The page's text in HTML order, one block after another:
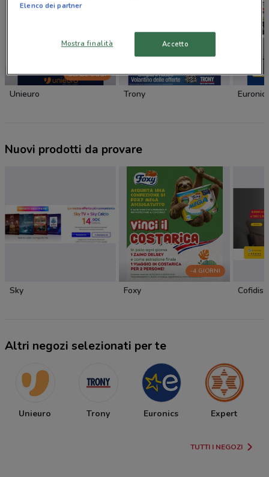
SCADE OGGI
Unieuro Trony
Nuovi prodotti da provare
Sky
-4 GIORNI
Foxy Cofidis
Altri negozi selezionati per te
Unieuro Trony Euronics Expert
TUTTI I NEGOZI
Elenco dei partner
Mostra finalità Accetto